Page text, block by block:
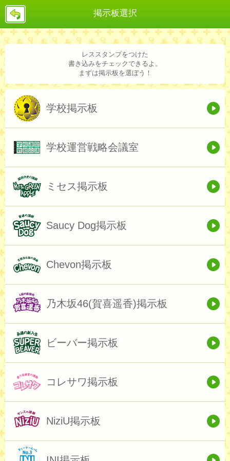
掲示板選択
戻
レススタンプをつけた
書き込みをチェックできるよ。
まずは掲示板を選ぼう！
学校掲示板
学校運営戦略会議室
ミセス掲示板
Saucy Dog掲示板
Chevon掲示板
乃木坂46(賀喜遥香)掲示板
ビーバー掲示板
コレサワ掲示板
NiziU掲示板